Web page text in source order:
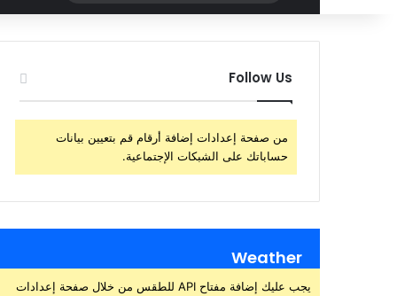
عن
Follow Us
من صفحة إعدادات إضافة أرقام قم بتعيين بيانات
حساباتك على الشبكات الإجتماعية.
Weather
يجب عليك إضافة مفتاح API للطقس من خلال صفحة إعدادات